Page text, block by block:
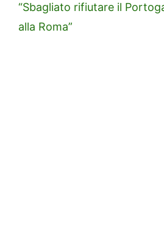
“Sbagliato rifiutare il
alla Roma”